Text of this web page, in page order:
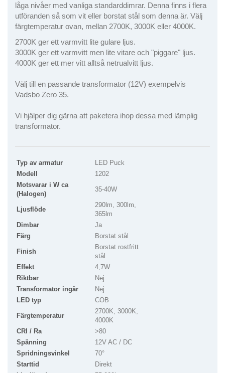
låga nivåer med vanliga standarddimrar. Denna finns i flera
utföranden så som vit eller borstat stål som denna är. Välj
färgtemperatur ovan, mellan 2700K, 3000K eller 4000K.
2700K ger ett varmvitt lite gulare ljus.
3000K ger ett varmvitt men lite vitare och "piggare" ljus.
4000K ger ett mer vitt alltså netrualvitt ljus.
Välj till en passande transformator (12V) exempelvis
Vadsbo Zero 35.
Vi hjälper dig gärna att paketera ihop dessa med lämplig
transformator.
Typ av armatur
LED Puck
Modell
1202
Motsvarar i W ca
(Halogen)
35-40W
Ljusflöde
290lm, 300lm,
365lm
Dimbar
Ja
Färg
Borstat stål
Finish
Borstat rostfritt
stål
Effekt
4,7W
Riktbar
Nej
Transformator ingår
Nej
LED typ
COB
Färgtemperatur
2700K, 3000K,
4000K
CRI / Ra
>80
Spänning
12V AC / DC
Spridningsvinkel
70°
Starttid
Direkt